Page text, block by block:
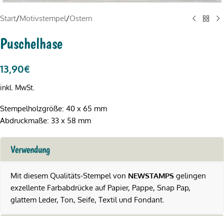
Start/Motivstempel/Ostern
Puschelhase
13,90€
inkl. MwSt.
Stempelholzgröße: 40 x 65 mm
Abdruckmaße: 33 x 58 mm
Verwendung
Mit diesem Qualitäts-Stempel von NEWSTAMPS gelingen
exzellente Farbabdrücke auf Papier, Pappe, Snap Pap,
glattem Leder, Ton, Seife, Textil und Fondant.